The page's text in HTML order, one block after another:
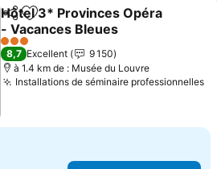
PartagerAjouter à mes favoris
Hôtel 3* Provinces Opéra
- Vacances Bleues
3 Étoiles
8,7 Excellent
9 150
à 1.4 km de : Musée du Louvre
Installations de séminaire professionnelles